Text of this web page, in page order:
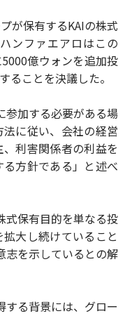
が保有するKAIの株式
ンファエアロはこの
億ウォンを追加投
ることを決議した。
参加する必要がある場
に従い、会社の経営
利害関係者の利益を
方針である」と述べ
式保有目的を単なる投
大し続けていること
志を示しているとの解
する背景には、グロー